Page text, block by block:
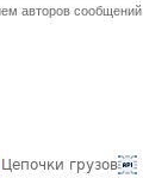
авторов сообщений.
Цепочки грузов